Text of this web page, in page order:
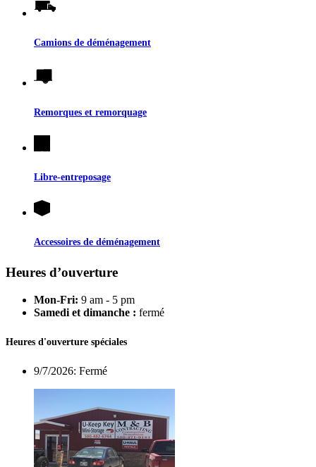
Camions de déménagement
Remorques et remorquage
Libre-entreposage
Accessoires de déménagement
Heures d’ouverture
Mon-Fri: 9 am - 5 pm
Samedi et dimanche : fermé
Heures d'ouverture spéciales
9/7/2026: Fermé